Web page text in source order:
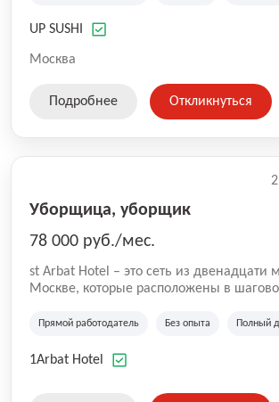
UP SUSHI
Москва
Подробнее Откликнуться
Уборщица, уборщик
78 000 руб./мес.
st Arbat Hotel – это сеть из двенадцати
Москве, которые расположены в
Семеновская, Измайловская,
Академическая, Фрунзенская,
Прямой работодатель Без опыта Полный
1Arbat Hotel